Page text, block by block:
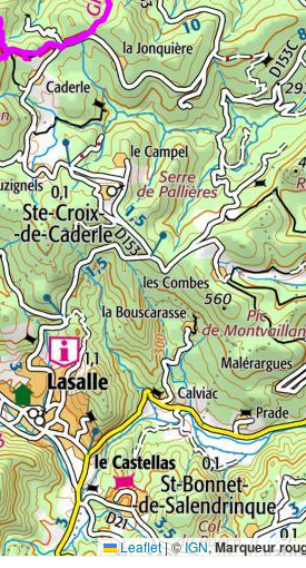
Leaflet|©IGN,Marqueur